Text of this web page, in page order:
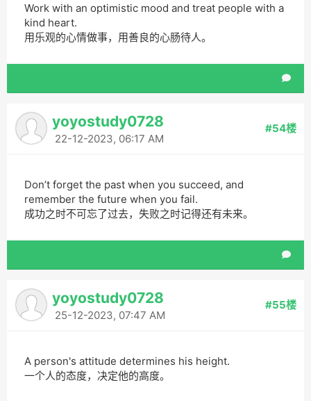
Work with an optimistic mood and treat people with a
kind heart.
用乐观的心情做事，用善良的心肠待人。
yoyostudy0728
22-12-2023, 06:17 AM
#54楼
Don’t forget the past when you succeed, and
remember the future when you fail.
成功之时不可忘了过去，失败之时记得还有未来。
yoyostudy0728
25-12-2023, 07:47 AM
#55楼
A person's attitude determines his height.
一个人的态度，决定他的高度。